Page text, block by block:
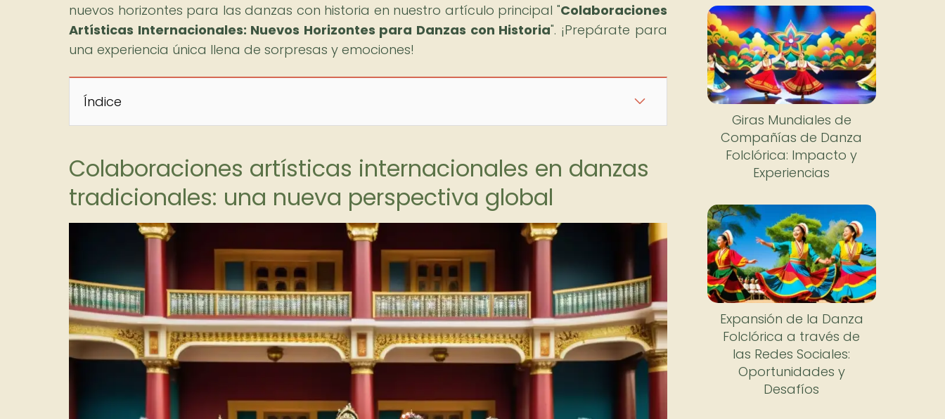
nuevos horizontes para las danzas con historia en nuestro artículo principal "Colaboraciones
Artísticas Internacionales: Nuevos Horizontes para Danzas con Historia". ¡Prepárate para
una experiencia única llena de sorpresas y emociones!
Índice
Colaboraciones artísticas internacionales en danzas
tradicionales: una nueva perspectiva global
Giras Mundiales de
Compañías de Danza
Folclórica: Impacto y
Experiencias
Expansión de la Danza
Folclórica a través de
las Redes Sociales:
Oportunidades y
Desafíos